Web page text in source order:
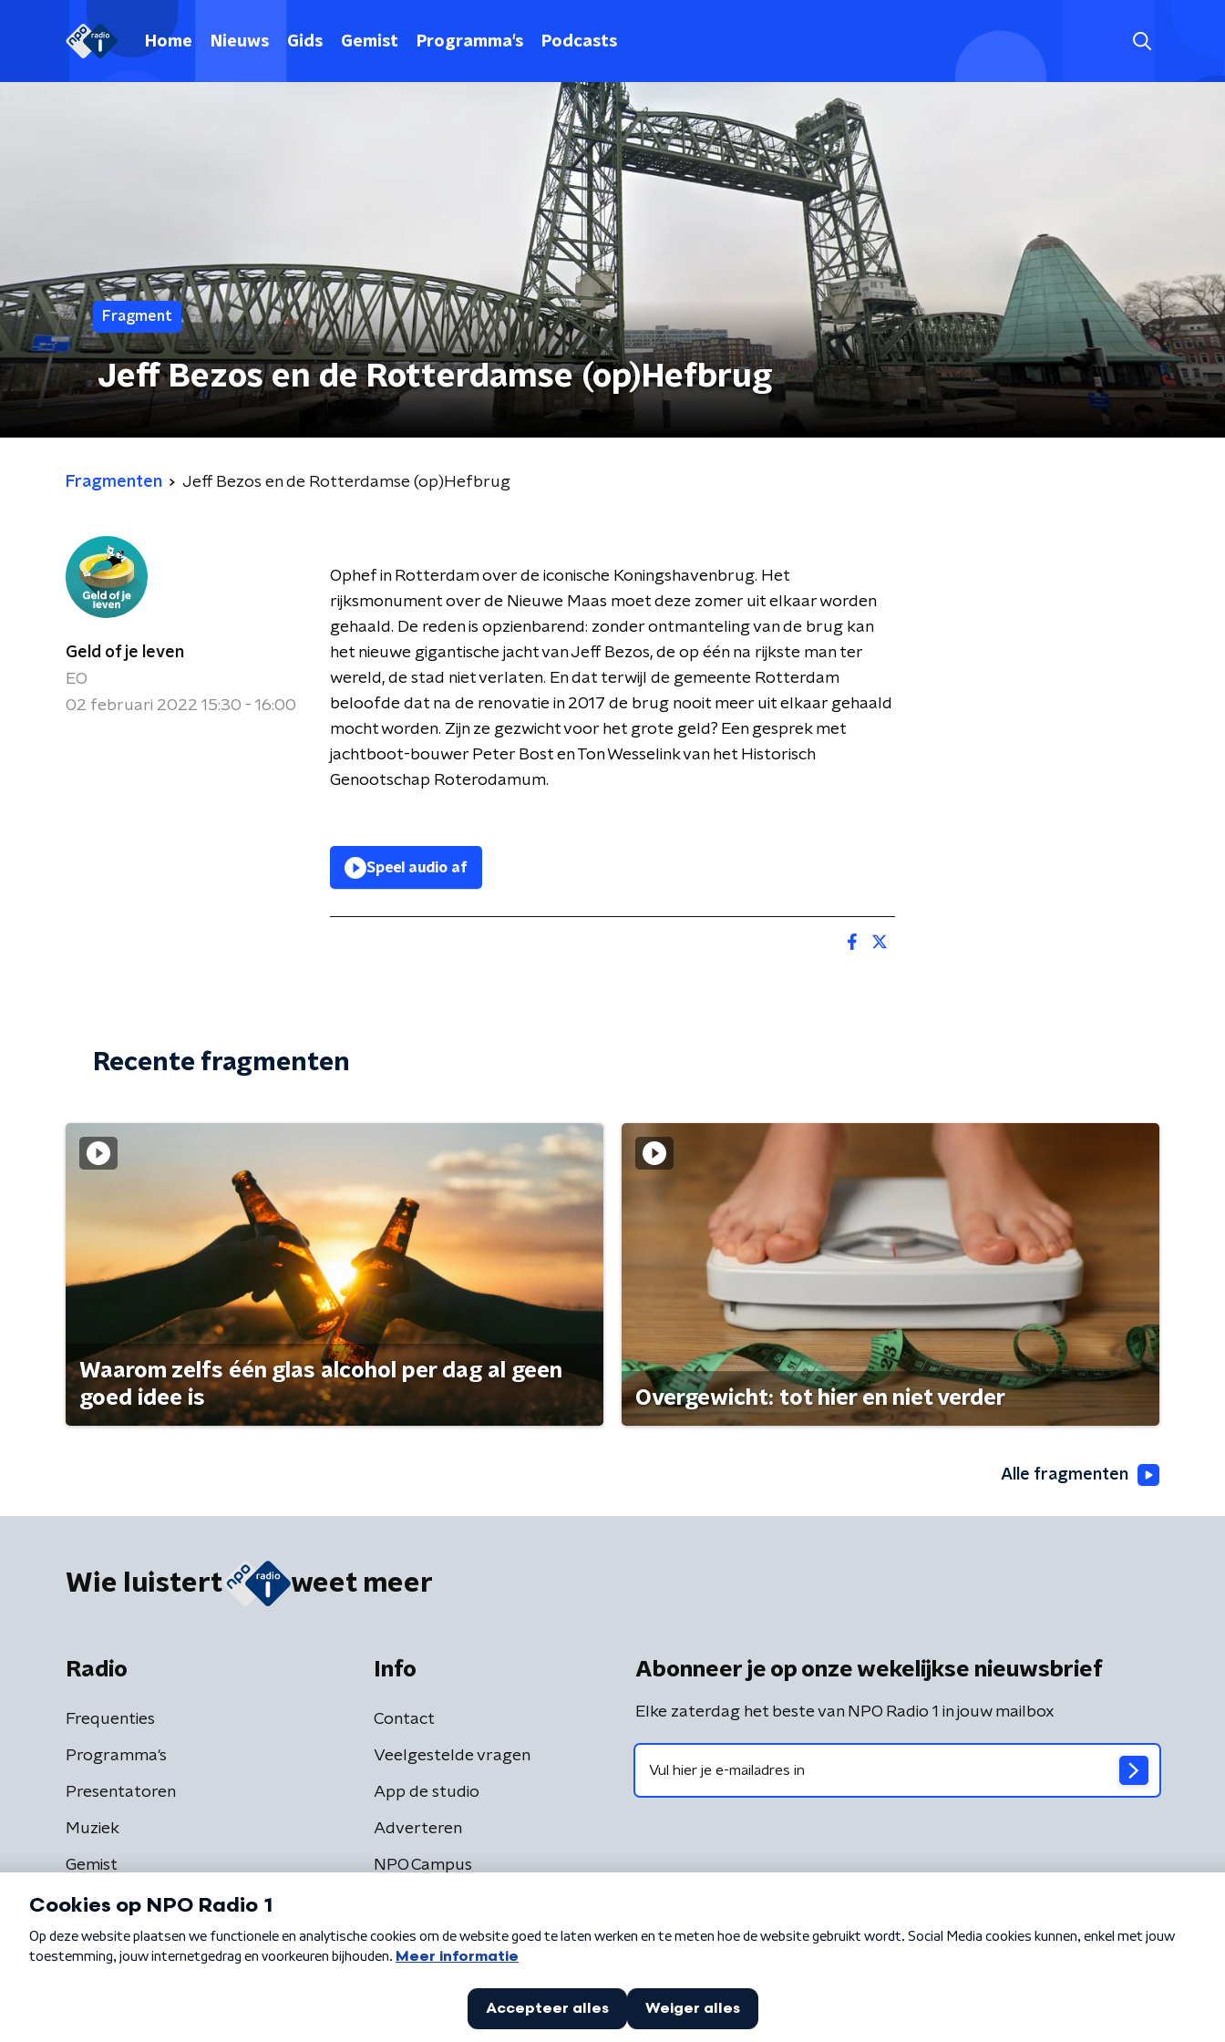
Home Nieuws Gids Gemist Programma's Podcasts
Fragment
Jeff Bezos en de Rotterdamse (op)Hefbrug
Fragmenten Jeff Bezos en de Rotterdamse (op)Hefbrug
Geld of je leven
EO
02 februari 2022 15:30 - 16:00
Ophef in Rotterdam over de iconische Koningshavenbrug. Het
rijksmonument over de Nieuwe Maas moet deze zomer uit elkaar worden
gehaald. De reden is opzienbarend: zonder ontmanteling van de brug kan
het nieuwe gigantische jacht van Jeff Bezos, de op één na rijkste man ter
wereld, de stad niet verlaten. En dat terwijl de gemeente Rotterdam
beloofde dat na de renovatie in 2017 de brug nooit meer uit elkaar gehaald
mocht worden. Zijn ze gezwicht voor het grote geld? Een gesprek met
jachtboot-bouwer Peter Bost en Ton Wesselink van het Historisch
Genootschap Roterodamum.
Speel audio af
Recente fragmenten
Waarom zelfs één glas alcohol per dag al geen
goed idee is
Overgewicht: tot hier en niet verder
Alle fragmenten
Wie luistert weet meer
Radio
Frequenties
Programma's
Presentatoren
Muziek
Gemist
Info
Contact
Veelgestelde vragen
App de studio
Adverteren
NPO Campus
Abonneer je op onze wekelijkse nieuwsbrief
Elke zaterdag het beste van NPO Radio 1 in jouw mailbox
Algemene voorwaarden Privacybeleid